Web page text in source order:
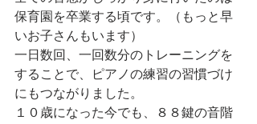
保育園を卒業する頃です。（もっと早
いお子さんもいます）
一日数回、一回数分のトレーニングを
することで、ピアノの練習の習慣づけ
にもつながりました。
１０歳になった今でも、８８鍵の音階